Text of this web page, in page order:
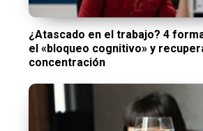
¿Atascado en el trabajo? 4
el «bloqueo cognitivo» y
concentración